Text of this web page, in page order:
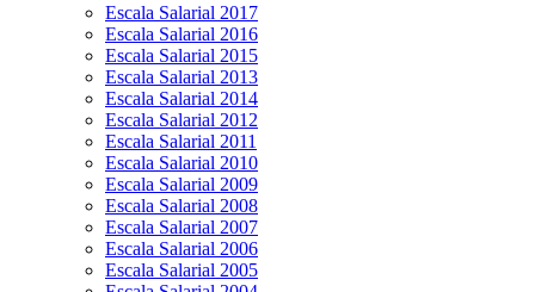
Escala Salarial 2017
Escala Salarial 2016
Escala Salarial 2015
Escala Salarial 2013
Escala Salarial 2014
Escala Salarial 2012
Escala Salarial 2011
Escala Salarial 2010
Escala Salarial 2009
Escala Salarial 2008
Escala Salarial 2007
Escala Salarial 2006
Escala Salarial 2005